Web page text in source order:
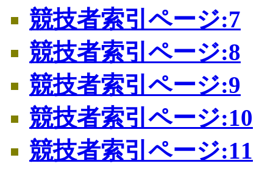
競技者索引ページ:7
競技者索引ページ:8
競技者索引ページ:9
競技者索引ページ:10
競技者索引ページ:11